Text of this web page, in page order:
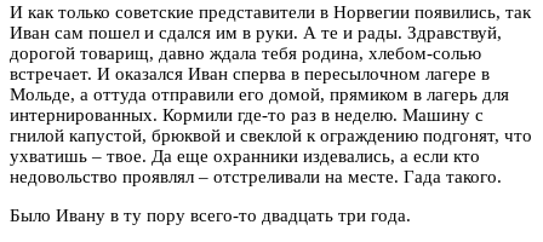
И как только советские представители в Норвегии появились, так
Иван сам пошел и сдался им в руки. А те и рады. Здравствуй,
дорогой товарищ, давно ждала тебя родина, хлебом-солью
встречает. И оказался Иван сперва в пересылочном лагере в
Мольде, а оттуда отправили его домой, прямиком в лагерь для
интернированных. Кормили где-то раз в неделю. Машину с
гнилой капустой, брюквой и свеклой к ограждению подгонят, что
ухватишь – твое. Да еще охранники издевались, а если кто
недовольство проявлял – отстреливали на месте. Гада такого.
Было Ивану в ту пору всего-то двадцать три года.